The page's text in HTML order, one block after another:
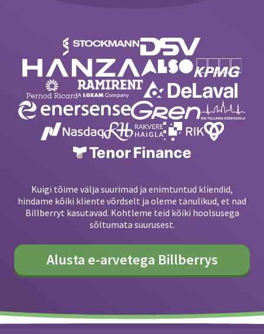
Kuigi tõime välja suurimad ja enimtuntud kliendid,
hindame kõiki kliente võrdselt ja oleme tänulikud, et nad
Billberryt kasutavad. Kohtleme teid kõiki hoolsusega
sõltumata suurusest.
Alusta e-arvetega Billberrys